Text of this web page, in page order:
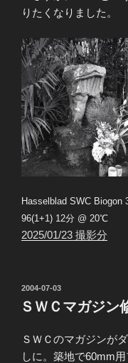
りたくなりました。
Hasselblad SWC Biogon
96(1+1) 12分 @ 20℃
2025/01/23 撮影分
投
稿
日:
2004-07-03
ＳＷＣマガジン
ＳＷＣのマガジンが
しに。築地で60mm